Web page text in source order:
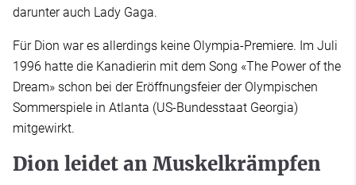
darunter auch Lady Gaga.
Für Dion war es allerdings keine Olympia-Premiere. Im Juli
1996 hatte die Kanadierin mit dem Song «The Power of the
Dream» schon bei der Eröffnungsfeier der Olympischen
Sommerspiele in Atlanta (US-Bundesstaat Georgia)
mitgewirkt.
Dion leidet an Muskelkrämpfen